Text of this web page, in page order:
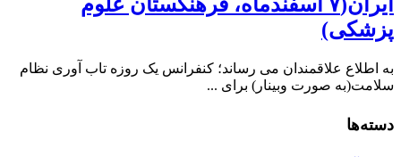
ایران(۷ اسفندماه، فرهنگستان علوم
پزشکی)
به اطلاع علاقمندان می رساند؛ کنفرانس یک روزه تاب آوری نظام
سلامت(به صورت وبینار) برای ...
دسته‌ها